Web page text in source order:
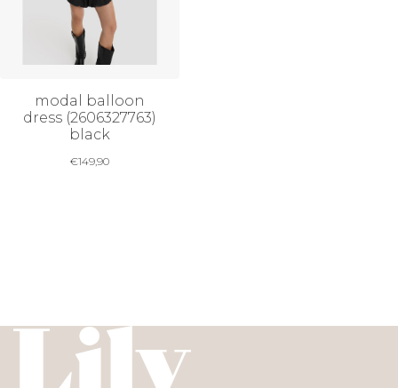
modal balloon
dress (2606327763)
black
€149,90